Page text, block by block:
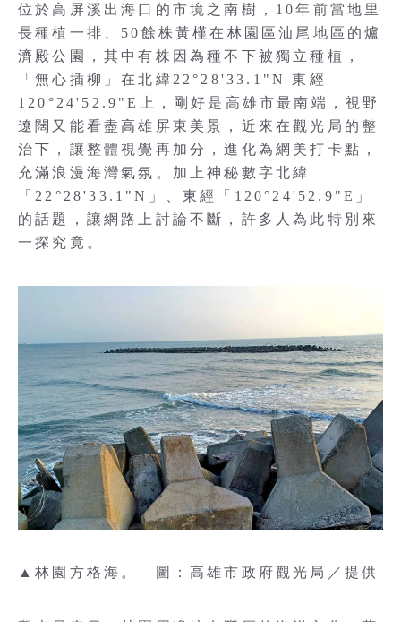
位於高屏溪出海口的市境之南樹，10年前當地里
長種植一排、50餘株黃槿在林園區汕尾地區的爐
濟殿公園，其中有株因為種不下被獨立種植，
「無心插柳」在北緯22°28'33.1"N 東經
120°24'52.9"E上，剛好是高雄市最南端，視野
遼闊又能看盡高雄屏東美景，近來在觀光局的整
治下，讓整體視覺再加分，進化為網美打卡點，
充滿浪漫海灣氣氛。加上神秘數字北緯
「22°28'33.1"N」、東經「120°24'52.9"E」
的話題，讓網路上討論不斷，許多人為此特別來
一探究竟。
▲林園方格海。 圖：高雄市政府觀光局／提供